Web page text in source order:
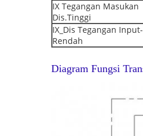
IX Tegangan Masukan
Dis.Tinggi
IX_Dis Tegangan Input-
Rendah
Diagram Fungsi